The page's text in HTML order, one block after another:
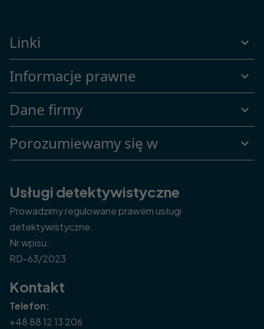
Linki
Informacje prawne
Dane firmy
Porozumiewamy się w
Usługi detektywistyczne
Prowadzimy regulowane prawem usługi
detektywistyczne.
Nr wpisu:
RD-63/2023
Kontakt
Telefon:
+48 88 12 13 206